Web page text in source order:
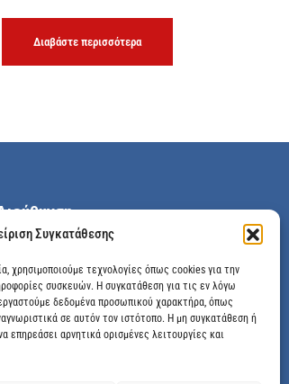
Συγκατάθεσης
χρησιμοποιούμε τεχνολογίες όπως cookies για την
συσκευών. Η συγκατάθεση για τις εν λόγω
δεδομένα προσωπικού χαρακτήρα, όπως
σε αυτόν τον ιστότοπο. Η μη συγκατάθεση ή
επηρεάσει αρνητικά ορισμένες λειτουργίες και
Διαβάστε περισσότερα
Μεγάλης Χώρας 89, Αγρίνιο, Τ.Κ: 30100
info@dimitrelis-georgousis.gr
(+30) 26410 44020